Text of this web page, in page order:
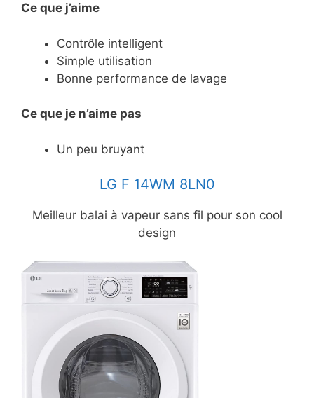
Ce que j’aime
Contrôle intelligent
Simple utilisation
Bonne performance de lavage
Ce que je n’aime pas
Un peu bruyant
LG F 14WM 8LN0
Meilleur balai à vapeur sans fil pour son cool
design